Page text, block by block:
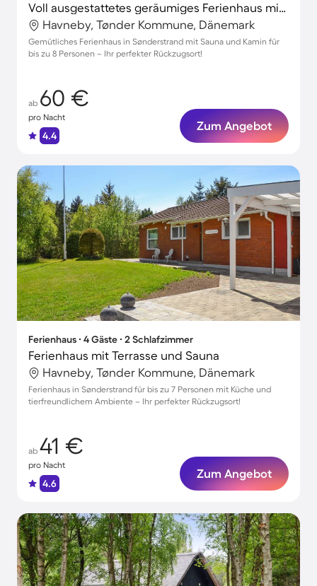
Voll ausgestattetes geräumiges Ferienhaus mit Whirlpool, Sauna und Terrasse | Haustiere erlaubt
Havneby, Tønder Kommune, Dänemark
Gemütliches Ferienhaus in Sønderstrand mit Sauna und Kamin für
bis zu 8 Personen – Ihr perfekter Rückzugsort!
ab 60 €
pro Nacht
4.4
Zum Angebot
Ferienhaus ∙ 4 Gäste ∙ 2 Schlafzimmer
Ferienhaus mit Terrasse und Sauna
Havneby, Tønder Kommune, Dänemark
Ferienhaus in Sønderstrand für bis zu 7 Personen mit Küche und
tierfreundlichem Ambiente – Ihr perfekter Rückzugsort!
ab 41 €
pro Nacht
4.6
Zum Angebot